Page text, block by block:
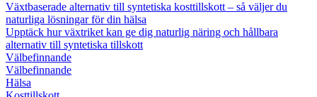
Växtbaserade alternativ till syntetiska kosttillskott – så väljer du
naturliga lösningar för din hälsa
Upptäck hur växtriket kan ge dig naturlig näring och hållbara
alternativ till syntetiska tillskott
Välbefinnande
Välbefinnande
Hälsa